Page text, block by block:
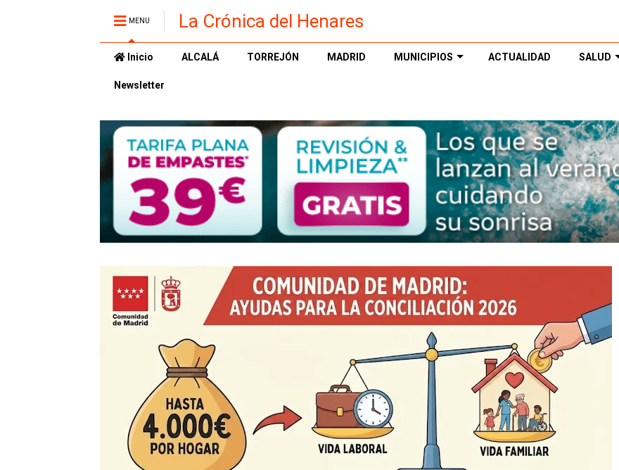
MENU La Crónica del Henares
Inicio ALCALÁ TORREJÓN MADRID MUNICIPIOS ACTUALIDAD SALUD
Newsletter